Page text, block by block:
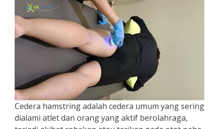
Cedera hamstring adalah cedera umum yang sering
dialami atlet dan orang yang aktif berolahraga,